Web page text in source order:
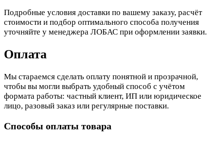
Подробные условия доставки по вашему заказу, расчёт
стоимости и подбор оптимального способа получения
уточняйте у менеджера ЛОБАС при оформлении заявки.
Оплата
Мы стараемся сделать оплату понятной и прозрачной,
чтобы вы могли выбрать удобный способ с учётом
формата работы: частный клиент, ИП или юридическое
лицо, разовый заказ или регулярные поставки.
Способы оплаты товара